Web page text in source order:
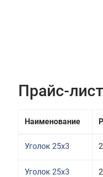
Прайс-
Наименование
Уголок 25x3
Уголок 25x3